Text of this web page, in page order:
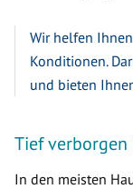
Wir helfen
Konditionen.
und bieten
Tief verborgen
In den meisten